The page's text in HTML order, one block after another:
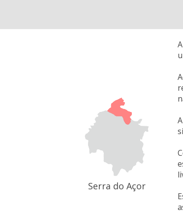
Serra do Açor